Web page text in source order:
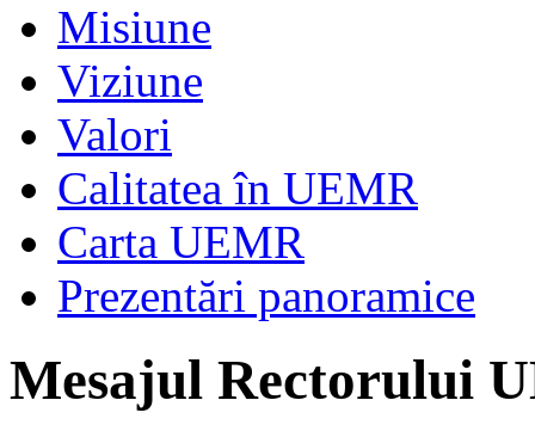
Misiune
Viziune
Valori
Calitatea în UEMR
Carta UEMR
Prezentări panoramice
Mesajul Rectorului